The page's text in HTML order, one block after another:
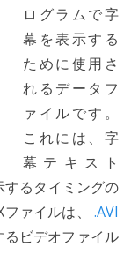
ログラムで字
幕を表示する
ために使用さ
れるデータフ
ァイルです。
これには、字
幕テキスト
するタイミングの
ァイルは、 .AVI
ビデオファイル